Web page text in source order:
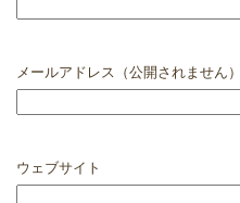
メールアドレス（公開されません）
ウェブサイト